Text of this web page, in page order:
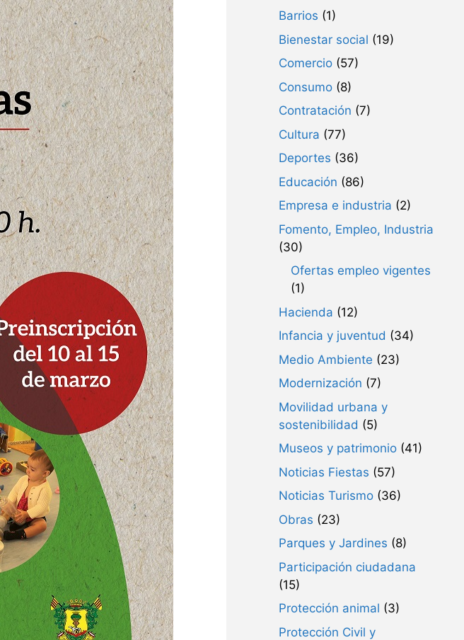
Barrios (1)
Bienestar social (19)
Comercio (57)
Consumo (8)
Contratación (7)
Cultura (77)
Deportes (36)
Educación (86)
Empresa e industria (2)
Fomento, Empleo, Industria
(30)
Ofertas empleo vigentes
(1)
Hacienda (12)
Infancia y juventud (34)
Medio Ambiente (23)
Modernización (7)
Movilidad urbana y
sostenibilidad (5)
Museos y patrimonio (41)
Noticias Fiestas (57)
Noticias Turismo (36)
Obras (23)
Parques y Jardines (8)
Participación ciudadana
(15)
Protección animal (3)
Protección Civil y